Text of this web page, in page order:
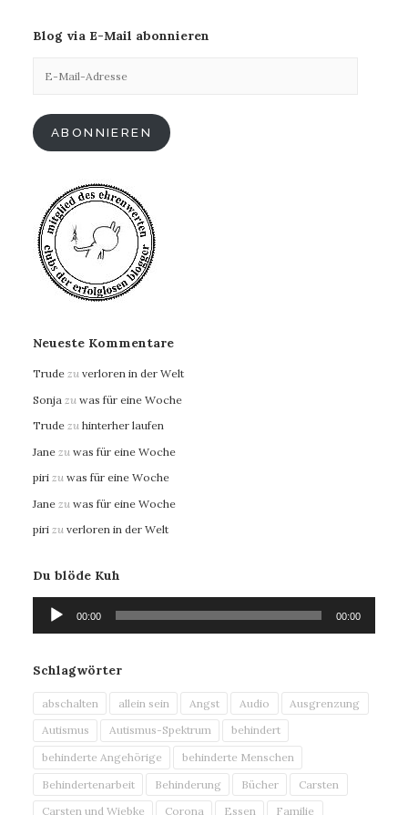
Blog via E-Mail abonnieren
Mail-
ABONNIEREN
Neueste Kommentare
Trude zu verloren in der Welt
Sonja zu was für eine Woche
Trude zu hinterher laufen
Jane zu was für eine Woche
piri zu was für eine Woche
Jane zu was für eine Woche
piri zu verloren in der Welt
Du blöde Kuh
Audio-
Player
00:00 00:00
Schlagwörter
abschalten allein sein Angst Audio
Ausgrenzung
Autismus
Autismus-Spektrum
behindert
behinderte Angehörige
behinderte Menschen
Behindertenarbeit
Behinderung Bücher
Carsten
Carsten und Wiebke
Corona Essen Familie